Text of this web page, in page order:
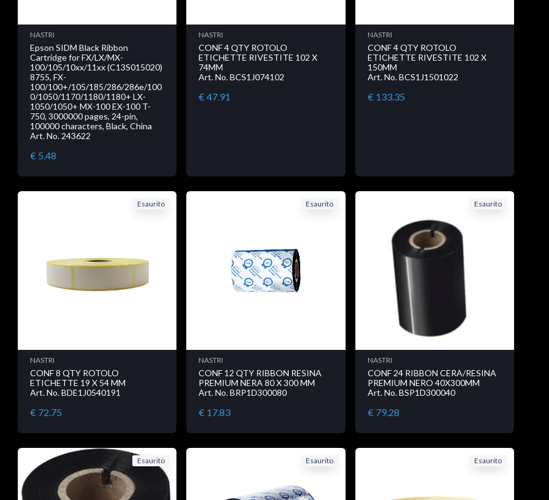
NASTRI
Epson SIDM Black Ribbon
Cartridge for FX/LX/MX-
100/105/10xx/11xx (C13S015020)
8755, FX-
100/100+/105/185/286/286e/100
0/1050/1170/1180/1180+ LX-
1050/1050+ MX-100 EX-100 T-
750, 3000000 pages, 24-pin,
100000 characters, Black, China
Art. No. 243622
€ 5.48
NASTRI
CONF 4 QTY ROTOLO
ETICHETTE RIVESTITE 102 X
74MM
Art. No. BCS1J074102
€ 47.91
NASTRI
CONF 4 QTY ROTOLO
ETICHETTE RIVESTITE 102 X
150MM
Art. No. BCS1J1501022
€ 133.35
Esaurito
NASTRI
CONF 8 QTY ROTOLO
ETICHETTE 19 X 54 MM
Art. No. BDE1J0540191
€ 72.75
Esaurito
NASTRI
CONF 12 QTY RIBBON RESINA
PREMIUM NERA 80 X 300 MM
Art. No. BRP1D300080
€ 17.83
Esaurito
NASTRI
CONF 24 RIBBON CERA/RESINA
PREMIUM NERO 40X300MM
Art. No. BSP1D300040
€ 79.28
Esaurito Esaurito Esaurito